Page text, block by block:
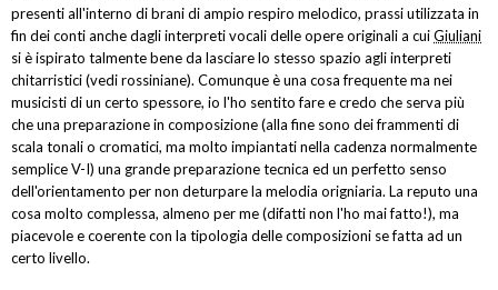
presenti all'interno di brani di ampio respiro melodico, prassi utilizzata in
fin dei conti anche dagli interpreti vocali delle opere originali a cuiGiuliani
si è ispirato talmente bene da lasciare lo stesso spazio agli interpreti
chitarristici (vedi rossiniane). Comunque è una cosa frequente ma nei
musicisti di un certo spessore, io l'ho sentito fare e credo che serva più
che una preparazione in composizione (alla fine sono dei frammenti di
scala tonali o cromatici, ma molto impiantati nella cadenza normalmente
semplice V-I) una grande preparazione tecnica ed un perfetto senso
dell'orientamento per non deturpare la melodia origniaria. La reputo una
cosa molto complessa, almeno per me (difatti non l'ho mai fatto!), ma
piacevole e coerente con la tipologia delle composizioni se fatta ad un
certo livello.